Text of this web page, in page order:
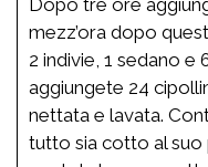
mezz’ora dopo
2 indivie, 1 sedano e
aggiungete 24
nettata e lavata.
tutto sia cotto al suo